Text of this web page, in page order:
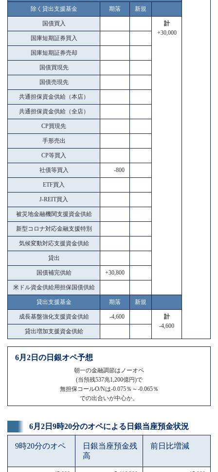
除く貸出支援基金 期落 新規
国債買入
計
+30,000
国庫短期証券買入
国庫短期証券売却
国債買現先
国債売現先
共通担保資金供給（本店）
共通担保資金供給（全店）
CP買現先
手形売出
CP等買入
社債等買入 -800
ETF買入
J-REIT買入
被災地金融機関支援資金供給
新型コロナ対応金融支援特別
気候変動対応支援資金供給
貸出
国債補完供給 +30,800
米ドル資金供給用担保国債供給
貸出支援基金 期落 新規
成長基盤強化支援資金供給 -4,600
計
-4,600
貸出増加支援資金供給
6月2日の日銀オペ予想
朝一の金融調節はノーオペ
(当預残537兆1,200億円)で
無担保コールO/Nは-0.075％～-0.065％
での出合いが中心か。
6月2日9時20分のオペによる日銀当座預金状況
9時20分のオペ
日銀当座預金残
高
前日比増減